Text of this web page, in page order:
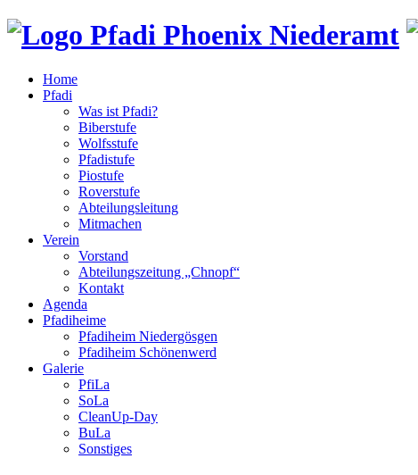
Home
Pfadi
Was ist Pfadi?
Biberstufe
Wolfsstufe
Pfadistufe
Piostufe
Roverstufe
Abteilungsleitung
Mitmachen
Verein
Vorstand
Abteilungszeitung „Chnopf“
Kontakt
Agenda
Pfadiheime
Pfadiheim Niedergösgen
Pfadiheim Schönenwerd
Galerie
PfiLa
SoLa
CleanUp-Day
BuLa
Sonstiges